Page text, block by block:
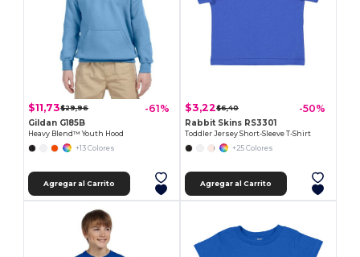
$11,73$29,96 -61%
Gildan G185B
Heavy Blend™ Youth Hood
+13 Colores
Agregar al Carrito
$3,22$6,40 -50%
Rabbit Skins RS3301
Toddler Jersey Short-Sleeve T-Shirt
+25 Colores
Agregar al Carrito